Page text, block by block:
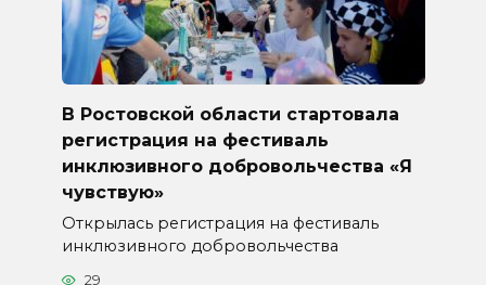
В Ростовской области стартовала
регистрация на фестиваль
инклюзивного добровольчества «Я
чувствую»
Открылась регистрация на фестиваль
инклюзивного добровольчества
29